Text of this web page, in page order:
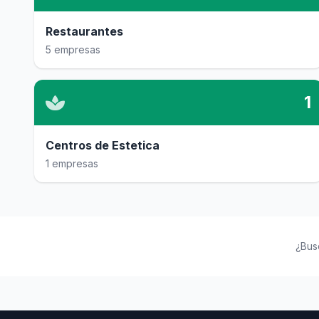
Restaurantes
5 empresas
1
Centros de Estetica
1 empresas